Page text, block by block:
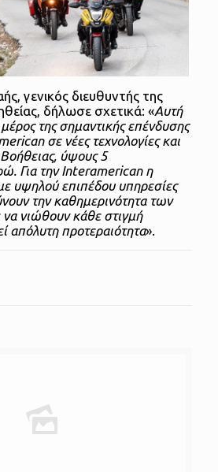
γενικός διευθυντής της
δήλωσε σχετικά: «Αυτή
της σημαντικής επένδυσης
σε νέες τεχνολογίες και
ύψους 5
Για την Interamerican η
υψηλού επιπέδου υπηρεσίες
την καθημερινότητα των
νιώθουν κάθε στιγμή
απόλυτη προτεραιότητα».